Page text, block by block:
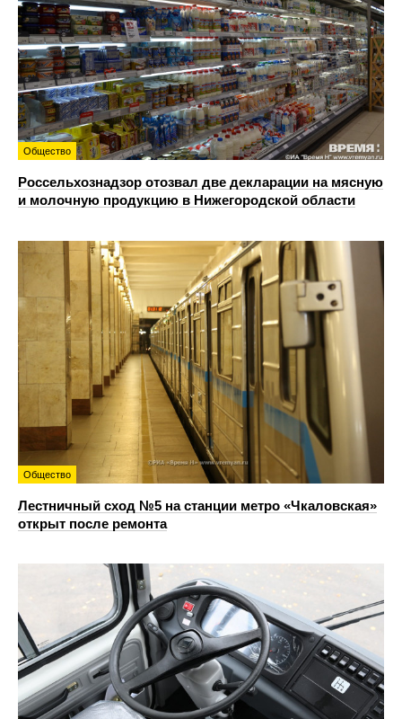
Общество
Россельхознадзор отозвал две декларации на мясную
и молочную продукцию в Нижегородской области
Общество
Лестничный сход №5 на станции метро «Чкаловская»
открыт после ремонта